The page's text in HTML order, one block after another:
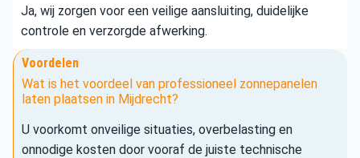
Ja, wij zorgen voor een veilige aansluiting, duidelijke
controle en verzorgde afwerking.
Voordelen
Wat is het voordeel van professioneel zonnepanelen
laten plaatsen in Mijdrecht?
U voorkomt onveilige situaties, overbelasting en
onnodige kosten door vooraf de juiste technische